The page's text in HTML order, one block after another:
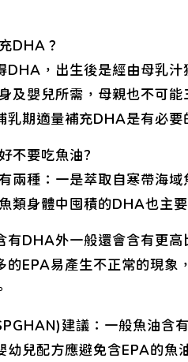
DHA？
DHA，出生後是經由母乳
及嬰兒所需，母親也不可
乳期適量補充DHA是有必要
不要吃魚油?
兩種：一是萃取自寒帶海
類身體中囤積的DHA也主
有DHA外一般還會含有更
的EPA易產生不正常的現
建議：一般魚油含
兒配方應避免含EPA的魚